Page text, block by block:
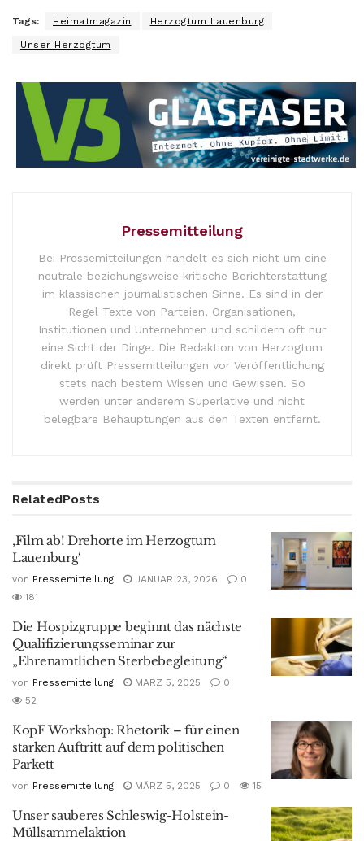
Tags: Heimatmagazin Herzogtum Lauenburg
Unser Herzogtum
Pressemitteilung
Bei Pressemitteilungen handelt es sich nicht um eine
neutrale beziehungsweise kritische Berichterstattung
im klassischen journalistischen Sinne. Es sind in der
Regel Texte von Parteien, Organisationen,
Institutionen und Unternehmen und schildern oft nur
eine Sicht der Dinge. Die Redaktion von Herzogtum
direkt prüft Pressemitteilungen vor Veröffentlichung
stets nach bestem Wissen und Gewissen. So
werden unter anderem Superlative und nicht
belegbare Behauptungen aus den Texten entfernt.
RelatedPosts
‚Film ab! Drehorte im Herzogtum
Lauenburg‘
von Pressemitteilung JANUAR 23, 2026
0
181
Die Hospizgruppe beginnt das nächste
Qualifizierungsseminar zur
„Ehrenamtlichen Sterbebegleitung“
von Pressemitteilung MÄRZ 5, 2025
0
52
KopF Workshop: Rhetorik – für einen
starken Auftritt auf dem politischen
Parkett
von Pressemitteilung MÄRZ 5, 2025 0 15
Unser sauberes Schleswig-Holstein-
Müllsammelaktion